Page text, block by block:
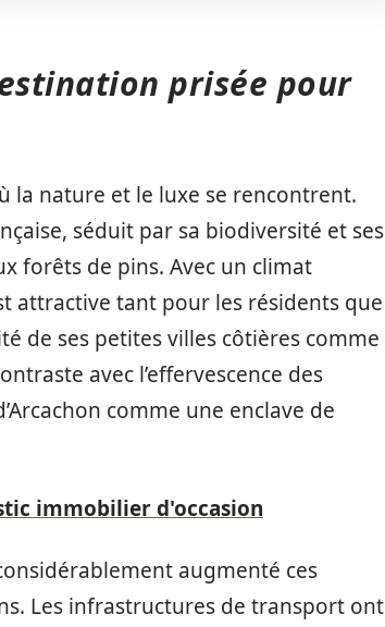
prisée pour
la nature et le luxe se rencontrent.
séduit par sa biodiversité et ses
forêts de pins. Avec un climat
attractive tant pour les résidents que
de ses petites villes côtières comme
avec l’effervescence des
comme une enclave de
immobilier d'occasion
augmenté ces
Les infrastructures de transport ont